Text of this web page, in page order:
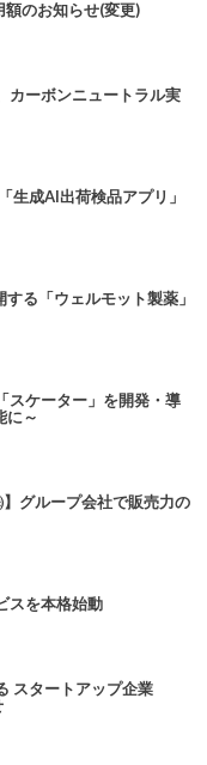
のお知らせ(変更)
カーボンニュートラル実
生成AI出荷検品アプリ」
る「ウェルモット製薬」
スケーター」を開発・導
に～
グループ会社で販売力の
スを本格始動
スタートアップ企業